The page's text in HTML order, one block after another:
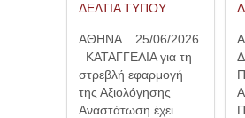
ΔΕΛΤΙΑ ΤΥΠΟΥ
ΑΘΗΝΑ 25/06/2026
ΚΑΤΑΓΓΕΛΙΑ για τη
στρεβλή εφαρμογή
της Αξιολόγησης
Αναστάτωση έχει